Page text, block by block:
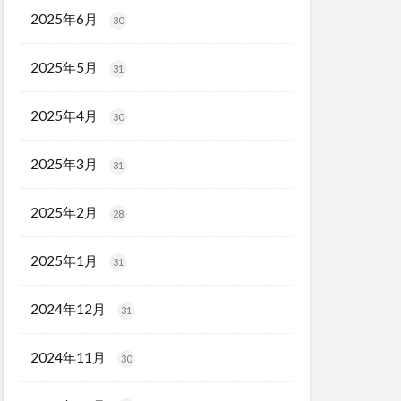
2025年6月 30
2025年5月 31
2025年4月 30
2025年3月 31
2025年2月 28
2025年1月 31
2024年12月 31
2024年11月 30